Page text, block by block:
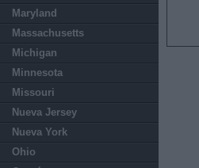
Maryland
Massachusetts
Michigan
Minnesota
Missouri
Nueva Jersey
Nueva York
Ohio